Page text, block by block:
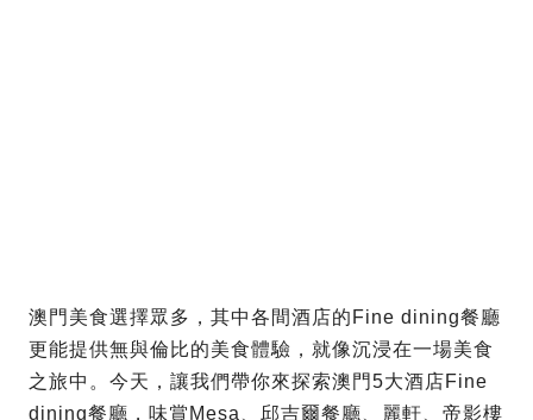
澳門美食選擇眾多，其中各間酒店的Fine dining餐廳
更能提供無與倫比的美食體驗，就像沉浸在一場美食
之旅中。今天，讓我們帶你來探索澳門5大酒店Fine
dining餐廳，味賞Mesa、邱吉爾餐廳、麗軒、帝影樓